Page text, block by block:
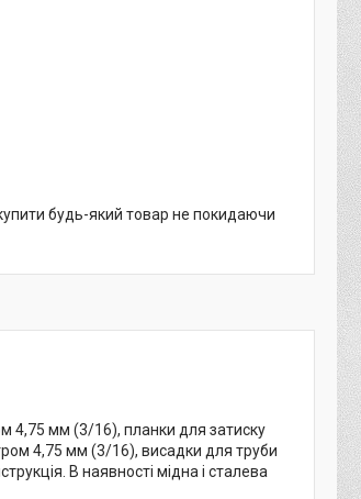
будь-який товар не покидаючи
4,75 мм (3/16), планки для затиску
4,75 мм (3/16), висадки для труби
В наявності мідна і сталева